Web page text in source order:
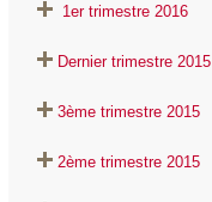
1er trimestre 2016
Dernier trimestre 2015
3ème trimestre 2015
2ème trimestre 2015